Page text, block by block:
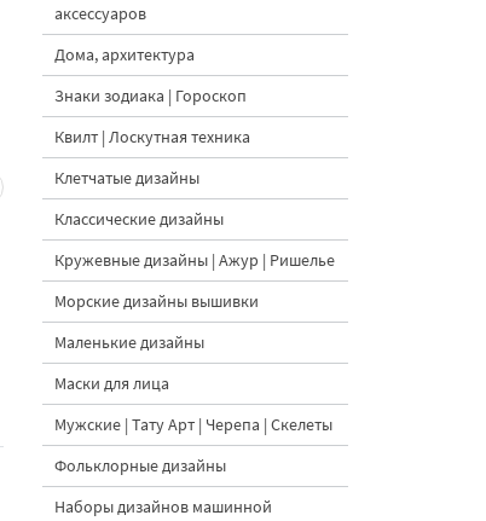
Кролик украшает ёлку
морковками дизайн
машинной вышивки - 3
размера
| В корзину
подвесками на елке
вышивки - 3
аксессуаров
Дома, архитектура
Знаки зодиака | Гороскоп
Квилт | Лоскутная техника
Клетчатые дизайны
Классические дизайны
Кружевные дизайны | Ажур | Ришелье
Морские дизайны вышивки
Маленькие дизайны
Маски для лица
Мужские | Тату Арт | Черепа | Скелеты
Фольклорные дизайны
Наборы дизайнов машинной